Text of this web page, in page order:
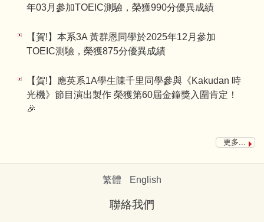
年03月參加TOEIC測驗，榮獲990分優異成績
【賀!】本系3A 黃群恩同學於2025年12月參加
TOEIC測驗，榮獲875分優異成績
【賀!】應英系1A學生陳千里同學參與《Kakudan 時
光機》節目演出製作 榮獲第60屆金鐘獎入圍肯定！
🎉
【賀!】本系2A 中樹杏同學錄取114學年至韓國漢城
更多...
繁體 English
聯絡我們